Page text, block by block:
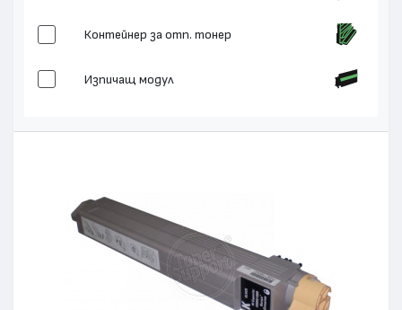
Контейнер за отп. тонер
Изпичащ модул